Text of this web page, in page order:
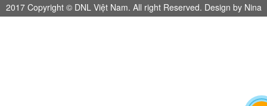
2017 Copyright © DNL Việt Nam. All right Reserved. Design by Nina